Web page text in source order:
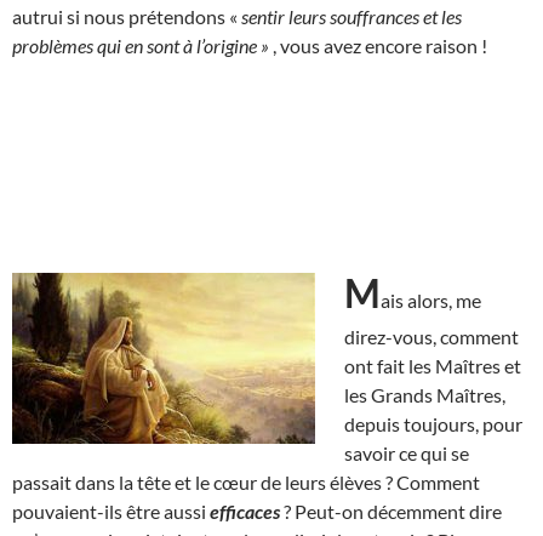
autrui si nous prétendons « sentir leurs souffrances et les
problèmes qui en sont à l’origine » , vous avez encore raison !
Mais alors, me
direz-vous, comment
ont fait les Maîtres et
les Grands Maîtres,
depuis toujours, pour
savoir ce qui se
passait dans la tête et le cœur de leurs élèves ? Comment
pouvaient-ils être aussi efficaces? Peut-on décemment dire